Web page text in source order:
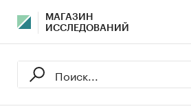
МАГАЗИН
ИССЛЕДОВАНИЙ